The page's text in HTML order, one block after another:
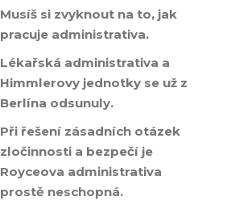
Musíš si zvyknout na to, jak
pracuje administrativa.
Lékařská administrativa a
Himmlerovy jednotky se už z
Berlína odsunuly.
Při řešení zásadních otázek
zločinnosti a bezpečí je
Royceova administrativa
prostě neschopná.